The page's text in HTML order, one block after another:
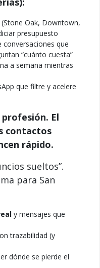
Oak, Downtown,
presupuesto
conversaciones que
“cuánto cuesta”
a semana mientras
que filtre y acelere
El
contactos
rápido.
sueltos”.
para San
y mensajes que
trazabilidad (y
dónde se pierde el